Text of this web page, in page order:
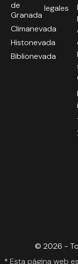
legales
de
Granada
Climanevada
Histonevada
Biblionevada
© 2026 -
* Esta página web